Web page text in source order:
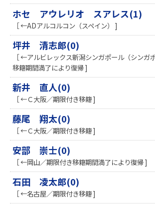
ホセ アウレリオ スアレス(1)
［ ←ADアルコルコン（スペイン） ]
坪井 清志郎(0)
［ ←アルビレックス新潟シンガポール（シンガ
移籍期間満了により復帰 ]
新井 直人(0)
［ ←Ｃ大阪／期限付き移籍 ]
藤尾 翔太(0)
［ ←Ｃ大阪／期限付き移籍 ]
安部 崇士(0)
［ ←岡山／期限付き移籍期間満了により復帰 ]
石田 凌太郎(0)
［ ←名古屋／期限付き移籍 ]